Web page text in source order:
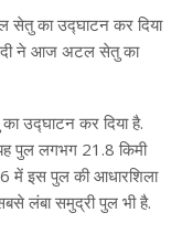
सेतु का उद्घाटन कर दिया
ने आज अटल सेतु का
उद्घाटन कर दिया है.
पुल लगभग 21.8 किमी
में इस पुल की आधारशिला
लंबा समुद्री पुल भी है.